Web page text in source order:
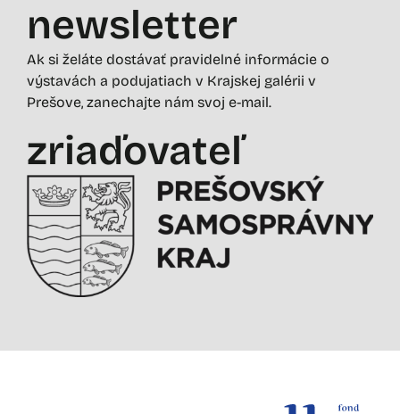
newsletter
Ak si želáte dostávať pravidelné informácie o
výstavách a podujatiach v Krajskej galérii v
Prešove, zanechajte nám svoj e-mail.
zriaďovateľ